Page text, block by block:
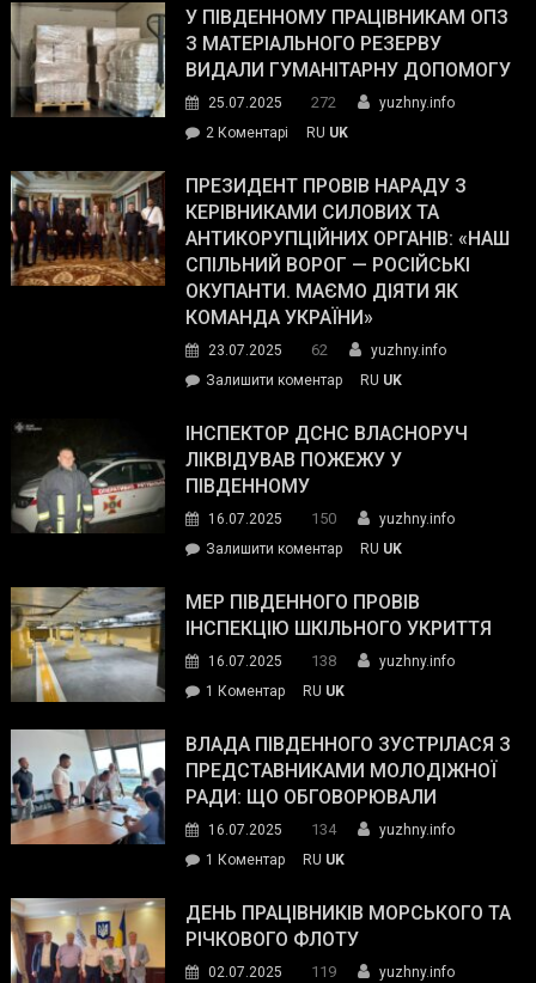
завойовує
симпатії
виборців
The
Street
Journal.
У ПІВДЕННОМУ ПРАЦІВНИКАМ ОПЗ
З МАТЕРІАЛЬНОГО РЕЗЕРВУ
ВИДАЛИ ГУМАНІТАРНУ ДОПОМОГУ
25.07.2025 272
yuzhny.info
2 Коментарі
Південному
працівникам
ОПЗ
з
матеріального
резерву
гуманітарну
допомогу
RU UK
ПРЕЗИДЕНТ ПРОВІВ НАРАДУ З
КЕРІВНИКАМИ СИЛОВИХ ТА
АНТИКОРУПЦІЙНИХ ОРГАНІВ: «НАШ
СПІЛЬНИЙ ВОРОГ — РОСІЙСЬКІ
ОКУПАНТИ. МАЄМО ДІЯТИ ЯК
КОМАНДА УКРАЇНИ»
23.07.2025 62
yuzhny.info
Залишити коментарon
провів
нараду
силових
та
органів:
«Наш
спільний
окупанти.
Маємо
діяти
команда
RU UK
ІНСПЕКТОР ДСНС ВЛАСНОРУЧ
ЛІКВІДУВАВ ПОЖЕЖУ У
ПІВДЕННОМУ
16.07.2025 150
yuzhny.info
Залишити коментарon
ДСНС
власноруч
пожежу
у
RU UK
МЕР ПІВДЕННОГО ПРОВІВ
ІНСПЕКЦІЮ ШКІЛЬНОГО УКРИТТЯ
16.07.2025 138
yuzhny.info
1 Коментардо
Південного
провів
інспекцію
укриття
RU UK
ВЛАДА ПІВДЕННОГО ЗУСТРІЛАСЯ З
ПРЕДСТАВНИКАМИ МОЛОДІЖНОЇ
РАДИ: ЩО ОБГОВОРЮВАЛИ
16.07.2025 134
yuzhny.info
1 Коментардо
Південного
зустрілася
RU UK
ДЕНЬ ПРАЦІВНИКІВ МОРСЬКОГО ТА
РІЧКОВОГО ФЛОТУ
02.07.2025 119 yuzhny.info